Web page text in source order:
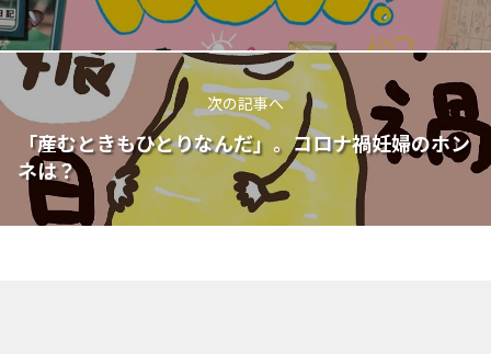
次の記事へ
「産むときもひとりなんだ」。コロナ禍妊婦のホン
ネは？